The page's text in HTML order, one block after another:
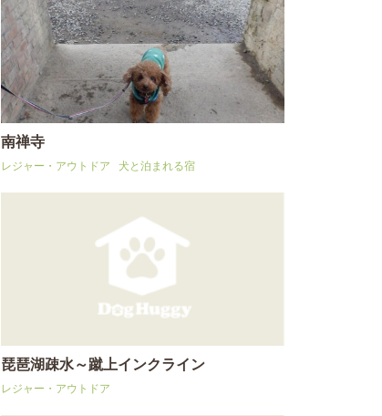
南禅寺
レジャー・アウトドア 犬と泊まれる宿
琵琶湖疎水～蹴上インクライン
レジャー・アウトドア